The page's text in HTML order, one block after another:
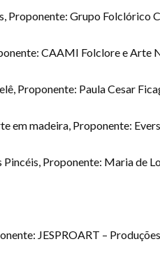
Proponente: Grupo Folclórico
CAAMI Folclore e Arte
Proponente: Paula Cesar
em madeira, Proponente:
Proponente: Maria de
JESPROART –